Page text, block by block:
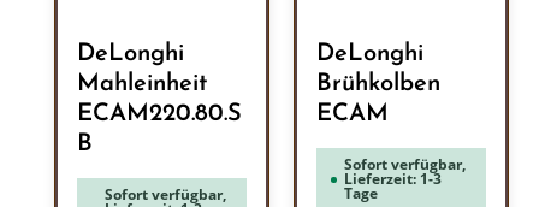
DeLonghi
Mahleinheit
ECAM220.80.S
B
Sofort verfügbar,
DeLonghi
Brühkolben
ECAM
Sofort verfügbar,
Lieferzeit: 1-3
Tage